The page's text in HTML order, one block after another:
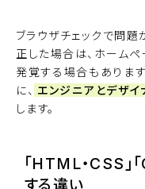
ブラウザチェックで問
正した場合は、ホーム
発覚する場合もありま
に、 エンジニアとデザ
します。
「HTML・CSS」
する違い